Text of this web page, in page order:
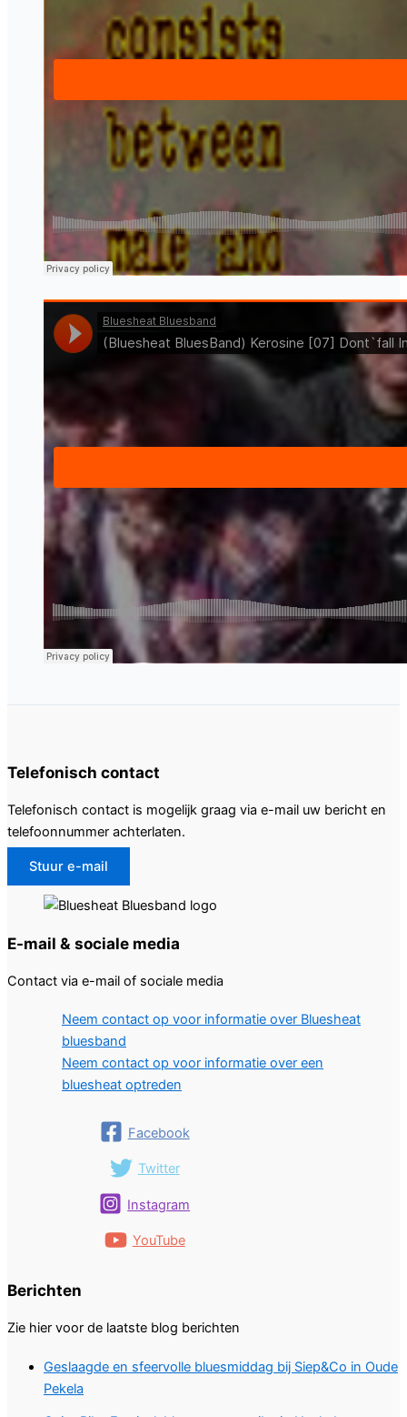
Telefonisch contact
Telefonisch contact is mogelijk graag via e-mail uw bericht en
telefoonnummer achterlaten.
Stuur e-mail
E-mail & sociale media
Contact via e-mail of sociale media
Neem contact op voor informatie over Bluesheat
bluesband
Neem contact op voor informatie over een
bluesheat optreden
Facebook
Twitter
Instagram
YouTube
Berichten
Zie hier voor de laatste blog berichten
Geslaagde en sfeervolle bluesmiddag bij Siep&Co in Oude
Pekela